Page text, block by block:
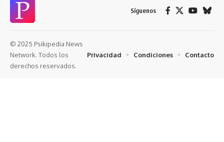
Síguenos
© 2025 Psikipedia News
Network. Todos los
derechos reservados.
Privacidad Condiciones Contacto